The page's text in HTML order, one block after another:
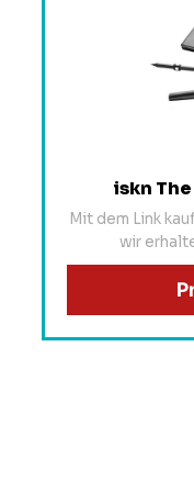
iskn
Mit dem Link
wir